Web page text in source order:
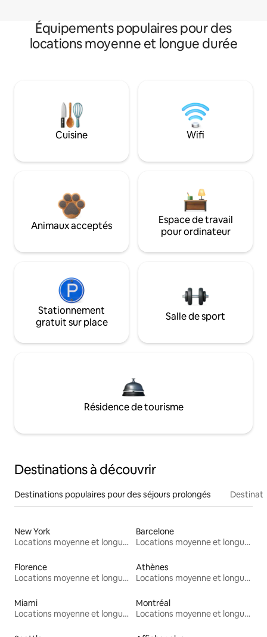
Équipements populaires pour des
locations moyenne et longue durée
Cuisine Wifi
Animaux acceptés
Espace de travail
pour ordinateur
Stationnement
gratuit sur place
Salle de sport
Résidence de tourisme
Destinations à découvrir
Destinations populaires pour des séjours prolongés
New York
Locations moyenne et longue durée
Barcelone
Locations moyenne et longue durée
Florence
Locations moyenne et longue durée
Athènes
Locations moyenne et longue durée
Miami
Locations moyenne et longue durée
Montréal
Locations moyenne et longue durée